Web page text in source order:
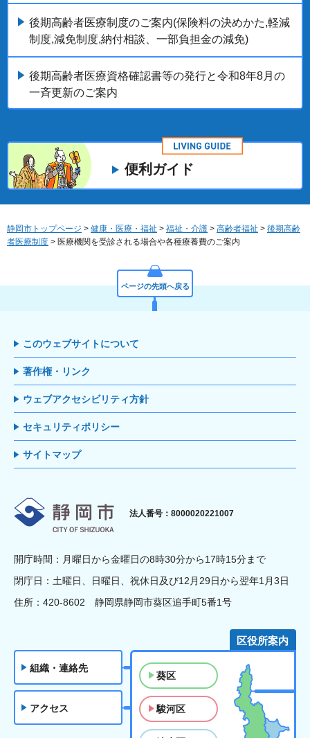
後期高齢者医療制度のご案内(保険料の決めかた,軽減
制度,減免制度,納付相談、一部負担金の減免)
後期高齢者医療資格確認書等の発行と令和8年8月の
一斉更新のご案内
便利ガイド
静岡市トップページ > 健康・医療・福祉 > 福祉・介護 > 高齢者福祉 > 後期高齢
者医療制度 > 医療機関を受診される場合や各種療養費のご案内
ページの先頭へ戻る
このウェブサイトについて
著作権・リンク
ウェブアクセシビリティ方針
セキュリティポリシー
サイトマップ
静岡市
法人番号：8000020221007
開庁時間：月曜日から金曜日の8時30分から17時15分まで
閉庁日：土曜日、日曜日、祝休日及び12月29日から翌年1月3日
住所：420-8602 静岡県静岡市葵区追手町5番1号
組織・連絡先
アクセス
区役所案内
葵区
駿河区